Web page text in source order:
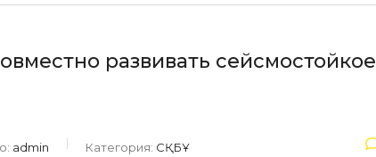
развивать сейсмостойкое
admin Категория: СҚБҰ